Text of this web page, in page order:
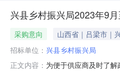
兴县乡村振兴局2023年9
采购意向 山西省｜吕梁市｜
招标单位： 兴县乡村振兴局
正文内容： 为便于供应商及时了